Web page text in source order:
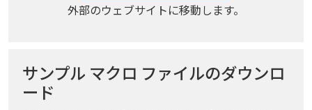
外部のウェブサイトに移動します。
サンプル マクロ ファイルのダウンロ
ード